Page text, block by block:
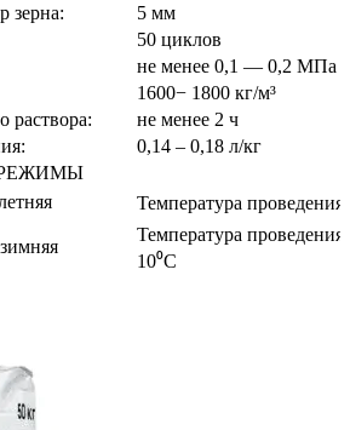
зерна:
5 мм
50 циклов
не менее 0,1 — 0,2 МПа
1600− 1800 кг/м³
раствора:
не менее 2 ч
0,14 – 0,18 л/кг
Температура
Температура проведения
10⁰С